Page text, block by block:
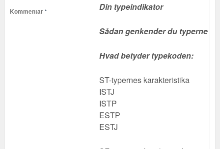
Din typeindikator
Sådan genkender du typerne
Hvad betyder typekoden:
ST-typernes karakteristika
ISTJ
ISTP
ESTP
ESTJ
Kommentar*